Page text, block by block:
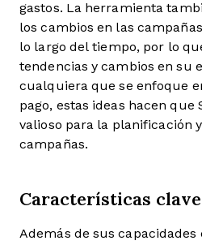
gastos. La herramienta
los cambios en las
lo largo del tiempo, por lo
tendencias y cambios en su
cualquiera que se enfoque
pago, estas ideas hacen que
valioso para la planificación
campañas.
Características
Además de sus capacidades